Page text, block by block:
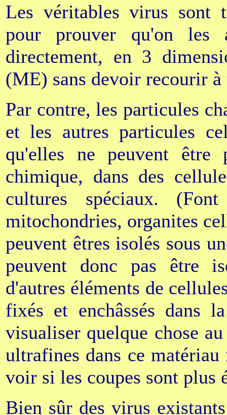
Les véritables virus sont
pour prouver qu'on les
directement, en 3
(ME) sans devoir recourir
Par contre, les particules
et les autres particules
qu'elles ne peuvent être
chimique, dans des
cultures spéciaux.
mitochondries, organites
peuvent êtres isolés sous
peuvent donc pas être
d'autres éléments de
fixés et enchâssés dans
visualiser quelque chose
ultrafines dans ce
voir si les coupes sont plus
Bien sûr des virus